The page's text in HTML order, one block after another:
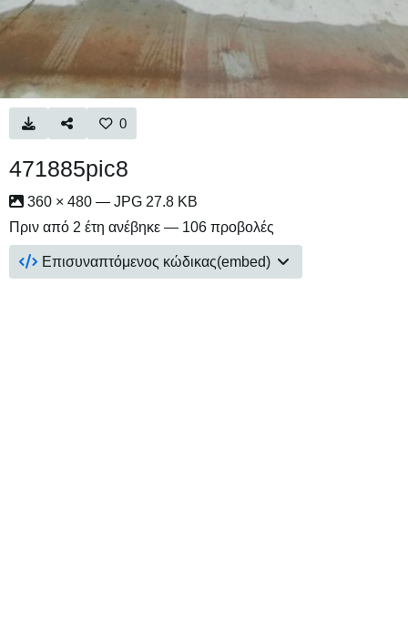
0
471885pic8
360 × 480 — JPG 27.8 KB
Πριν από 2 έτη ανέβηκε — 106 προβολές
Επισυναπτόμενος κώδικας(embed)